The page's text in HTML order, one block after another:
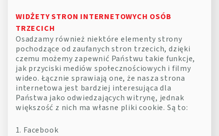
WIDŻETY STRON INTERNETOWYCH OSÓB
TRZECICH
Osadzamy również niektóre elementy strony
pochodzące od zaufanych stron trzecich, dzięki
czemu możemy zapewnić Państwu takie funkcje,
jak przyciski mediów społecznościowych i filmy
wideo. Łącznie sprawiają one, że nasza strona
internetowa jest bardziej interesująca dla
Państwa jako odwiedzających witrynę, jednak
większość z nich ma własne pliki cookie. Są to:
Facebook